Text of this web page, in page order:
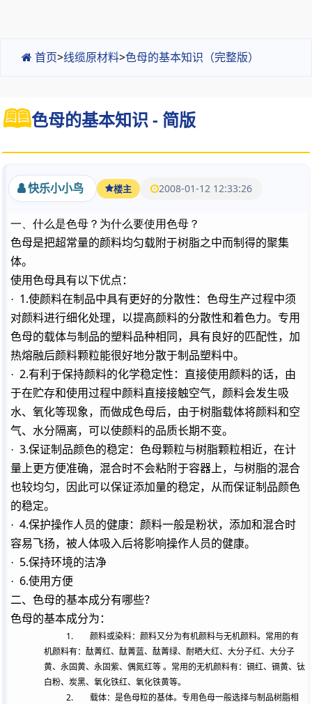
首页>线缆原材料>色母的基本知识（完整版）
色母的基本知识 - 简版
快乐小小鸟 楼主 2008-01-12 12:33:26
一、什么是色母？为什么要使用色母？
色母是把超常量的颜料均匀载附于树脂之中而制得的聚集
体。
使用色母具有以下优点：
· 1.使颜料在制品中具有更好的分散性：色母生产过程中须
对颜料进行细化处理，以提高颜料的分散性和着色力。专用
色母的载体与制品的塑料品种相同，具有良好的匹配性，加
热熔融后颜料颗粒能很好地分散于制品塑料中。
· 2.有利于保持颜料的化学稳定性：直接使用颜料的话，由
于在贮存和使用过程中颜料直接接触空气，颜料会发生吸
水、氧化等现象，而做成色母后，由于树脂载体将颜料和空
气、水分隔离，可以使颜料的品质长期不变。
· 3.保证制品颜色的稳定：色母颗粒与树脂颗粒相近，在计
量上更方便准确，混合时不会粘附于容器上，与树脂的混合
也较均匀，因此可以保证添加量的稳定，从而保证制品颜色
的稳定。
· 4.保护操作人员的健康：颜料一般是粉状，添加和混合时
容易飞扬，被人体吸入后将影响操作人员的健康。
· 5.保持环境的洁净
· 6.使用方便
二、色母的基本成分有哪些？
色母的基本成分为：
1.
颜料或染料：颜料又分为有机颜料与无机颜料。常用的有
机颜料有：酞菁红、酞菁蓝、酞菁绿、耐晒大红、大分子红、大分子
黄、永固黄、永固紫、偶氮红等 。常用的无机颜料有：镉红、镉黄、钛
白粉、炭黑、氧化铁红、氧化铁黄等。
2.
载体：是色母粒的基体。专用色母一般选择与制品树脂相